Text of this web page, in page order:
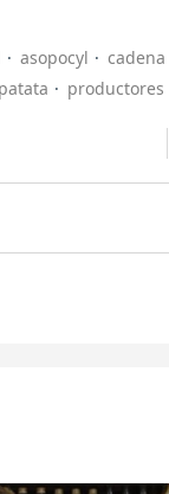
asopocyl
patata productores